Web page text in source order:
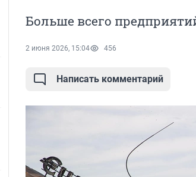
Больше всего
2 июня 2026, 15:04 456
Написать комментарий